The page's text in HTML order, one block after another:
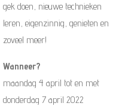
gek doen, nieuwe technieken
leren, eigenzinnig, genieten en
zoveel meer!
Wanneer?
maandag 4 april tot en met
donderdag 7 april 2022